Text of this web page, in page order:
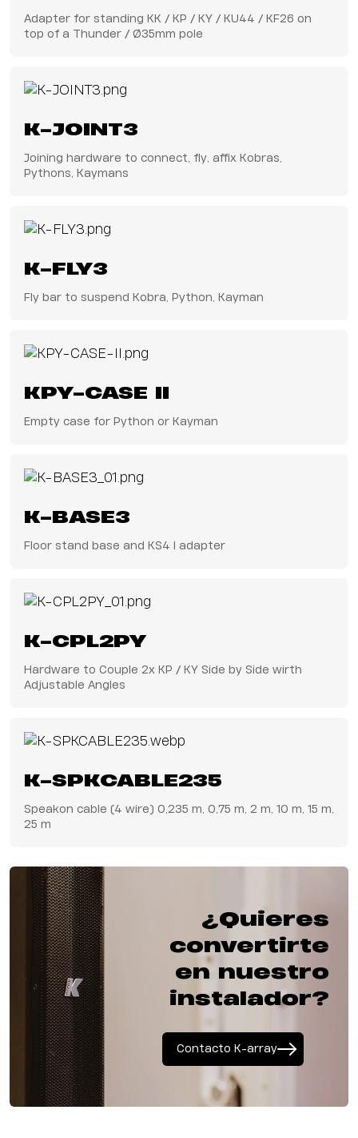
Adapter for standing KK / KP / KY / KU44 / KF26 on
top of a Thunder / Ø35mm pole
K-JOINT3
Joining hardware to connect, fly, affix Kobras,
Pythons, Kaymans
K-FLY3
Fly bar to suspend Kobra, Python, Kayman
KPY-CASE II
Empty case for Python or Kayman
K-BASE3
Floor stand base and KS4 I adapter
K-CPL2PY
Hardware to Couple 2x KP / KY Side by Side wirth
Adjustable Angles
K-SPKCABLE235
Speakon cable (4 wire) 0,235 m, 0,75 m, 2 m, 10 m, 15 m,
25 m
¿Quieres
convertirte
en nuestro
instalador?
Contacto K-array